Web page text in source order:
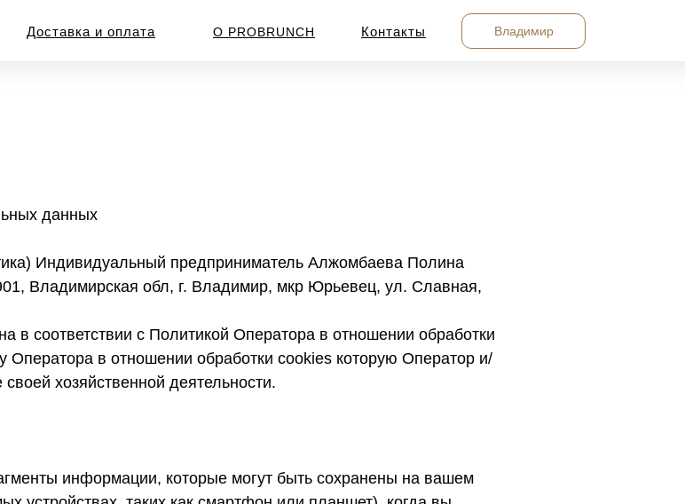
Контакты
О PROBRUNCH
Доставка и оплата Владимир
данных
Индивидуальный предприниматель Алжомбаева Полина
Владимирская обл, г. Владимир, мкр Юрьевец, ул. Славная,
в соответствии с Политикой Оператора в отношении обработки
Оператора в отношении обработки cookies которую Оператор и/
хозяйственной деятельности.
информации, которые могут быть сохранены на вашем